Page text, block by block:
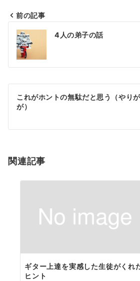
投
稿
ナ
ビ
ゲ
ー
シ
ン
前の記事
4人の弟子の話
これがホントの無駄だと思う（やり
が）
関連記事
ギター上達を実感した生徒がくれ
ヒント